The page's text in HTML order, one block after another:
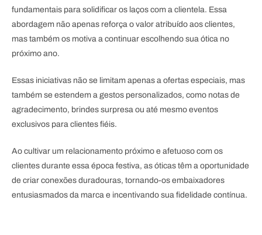
fundamentais para solidificar os laços com a clientela. Essa
abordagem não apenas reforça o valor atribuído aos clientes,
mas também os motiva a continuar escolhendo sua ótica no
próximo ano.
Essas iniciativas não se limitam apenas a ofertas especiais, mas
também se estendem a gestos personalizados, como notas de
agradecimento, brindes surpresa ou até mesmo eventos
exclusivos para clientes fiéis.
Ao cultivar um relacionamento próximo e afetuoso com os
clientes durante essa época festiva, as óticas têm a oportunidade
de criar conexões duradouras, tornando-os embaixadores
entusiasmados da marca e incentivando sua fidelidade contínua.